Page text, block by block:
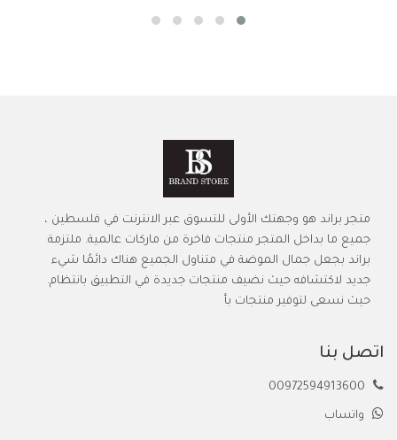
متجر براند هو وجهتك الأولى للتسوق عبر الانترنت في فلسطين ،
جميع ما بداخل المتجر منتجات فاخرة من ماركات عالمية. ملتزمة
براند بجعل جمال الموضة في متناول الجميع هناك دائمًا شيء
جديد لاكتشافه حيث نضيف منتجات جديدة في التطبيق بانتظام.
حيث نسعى لتوفير منتجات بأ
اتصل بنا
واتساب